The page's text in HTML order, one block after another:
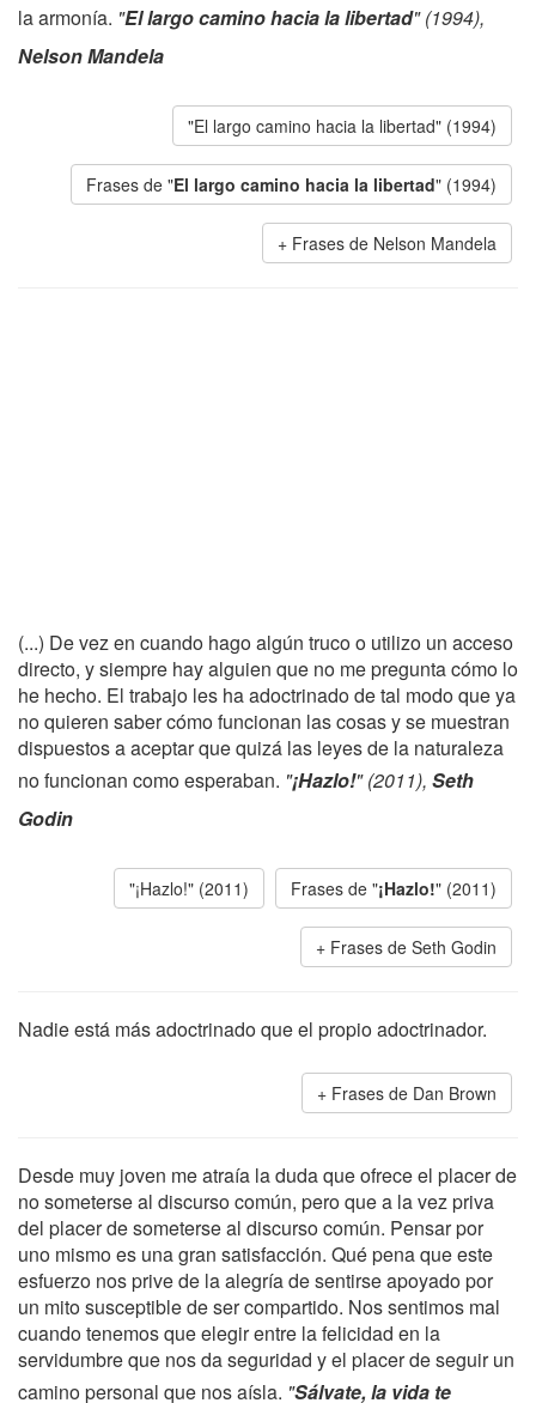
la armonía. "El largo camino hacia la libertad" (1994),
Nelson Mandela
"El largo camino hacia la libertad" (1994)
Frases de "El largo camino hacia la libertad" (1994)
Frases de Nelson Mandela
(...) De vez en cuando hago algún truco o utilizo un acceso
directo, y siempre hay alguien que no me pregunta cómo lo
he hecho. El trabajo les ha adoctrinado de tal modo que ya
no quieren saber cómo funcionan las cosas y se muestran
dispuestos a aceptar que quizá las leyes de la naturaleza
no funcionan como esperaban. "¡Hazlo!" (2011), Seth
Godin
"¡Hazlo!" (2011) Frases de "¡Hazlo!" (2011)
Frases de Seth Godin
Nadie está más adoctrinado que el propio adoctrinador.
Frases de Dan Brown
Desde muy joven me atraía la duda que ofrece el placer de
no someterse al discurso común, pero que a la vez priva
del placer de someterse al discurso común. Pensar por
uno mismo es una gran satisfacción. Qué pena que este
esfuerzo nos prive de la alegría de sentirse apoyado por
un mito susceptible de ser compartido. Nos sentimos mal
cuando tenemos que elegir entre la felicidad en la
servidumbre que nos da seguridad y el placer de seguir un
camino personal que nos aísla. "Sálvate, la vida te